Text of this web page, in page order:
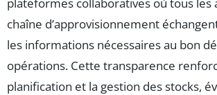
chaîne d’approvisionnement
les informations nécessaires au bon
opérations. Cette transparence
planification et la gestion des stocks,